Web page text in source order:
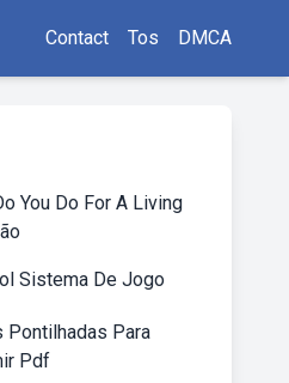
Contact Tos DMCA
You Do For A Living
Sistema De Jogo
Pontilhadas Para
Pdf